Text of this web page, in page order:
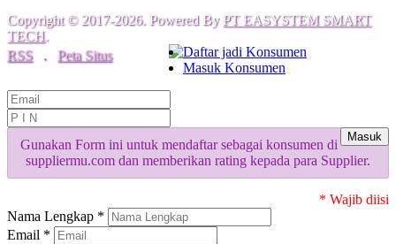
Copyright © 2017-2026. Powered By PT EASYSTEM SMART
TECH.
RSS
. Peta Situs
Daftar jadi Konsumen
Masuk Konsumen
Masuk
Gunakan Form ini untuk mendaftar sebagai konsumen di
suppliermu.com dan memberikan rating kepada para Supplier.
* Wajib diisi
Nama Lengkap *
Email *